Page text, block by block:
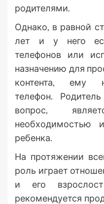
родителями.
Однако, в равной
лет и у него
телефонов или
назначению для
контента, ему
телефон.
вопрос,
необходимостью
ребенка.
На протяжении
роль играет
и его
рекомендуется